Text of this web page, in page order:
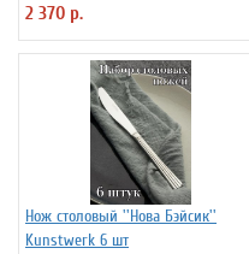
2 370 р.
Нож столовый ''Нова Бэйсик''
Kunstwerk 6 шт